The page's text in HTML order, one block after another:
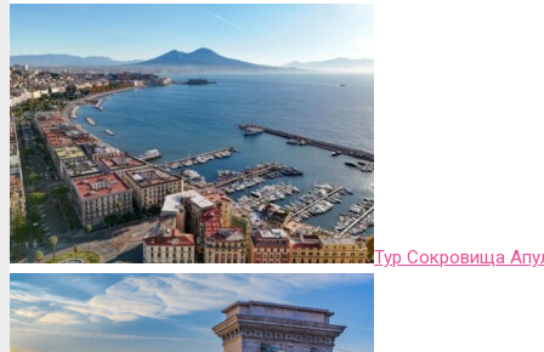
Тур Сокровища